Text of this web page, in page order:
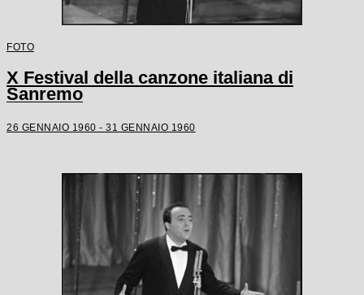
FOTO
X Festival della canzone italiana di
Sanremo
26 GENNAIO 1960 - 31 GENNAIO 1960